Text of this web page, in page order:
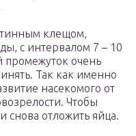
клещом,
с интервалом 7 – 10
очень
Так как именно
насекомого от
Чтобы
снова отложить яйца.